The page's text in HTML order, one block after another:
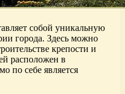
собой уникальную
города. Здесь можно
крепости и
расположен в
по себе является